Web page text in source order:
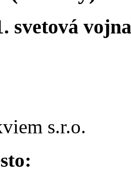
svetová vojna
s.r.o.